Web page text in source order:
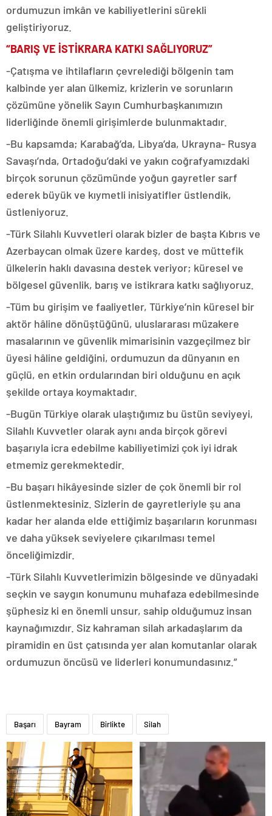
ordumuzun imkân ve kabiliyetlerini sürekli
geliştiriyoruz.
“BARIŞ VE İSTİKRARA KATKI SAĞLIYORUZ”
-Çatışma ve ihtilafların çevrelediği bölgenin tam
kalbinde yer alan ülkemiz, krizlerin ve sorunların
çözümüne yönelik Sayın Cumhurbaşkanımızın
liderliğinde önemli girişimlerde bulunmaktadır.
-Bu kapsamda; Karabağ’da, Libya’da, Ukrayna- Rusya
Savaşı’nda, Ortadoğu’daki ve yakın coğrafyamızdaki
birçok sorunun çözümünde yoğun gayretler sarf
ederek büyük ve kıymetli inisiyatifler üstlendik,
üstleniyoruz.
-Türk Silahlı Kuvvetleri olarak bizler de başta Kıbrıs ve
Azerbaycan olmak üzere kardeş, dost ve müttefik
ülkelerin haklı davasına destek veriyor; küresel ve
bölgesel güvenlik, barış ve istikrara katkı sağlıyoruz.
-Tüm bu girişim ve faaliyetler, Türkiye’nin küresel bir
aktör hâline dönüştüğünü, uluslararası müzakere
masalarının ve güvenlik mimarisinin vazgeçilmez bir
üyesi hâline geldiğini, ordumuzun da dünyanın en
güçlü, en etkin ordularından biri olduğunu en açık
şekilde ortaya koymaktadır.
-Bugün Türkiye olarak ulaştığımız bu üstün seviyeyi,
Silahlı Kuvvetler olarak aynı anda birçok görevi
başarıyla icra edebilme kabiliyetimizi çok iyi idrak
etmemiz gerekmektedir.
-Bu başarı hikâyesinde sizler de çok önemli bir rol
üstlenmektesiniz. Sizlerin de gayretleriyle şu ana
kadar her alanda elde ettiğimiz başarıların korunması
ve daha yüksek seviyelere çıkarılması temel
önceliğimizdir.
-Türk Silahlı Kuvvetlerimizin bölgesinde ve dünyadaki
seçkin ve saygın konumunu muhafaza edebilmesinde
şüphesiz ki en önemli unsur, sahip olduğumuz insan
kaynağımızdır. Siz kahraman silah arkadaşlarım da
piramidin en üst çatısında yer alan komutanlar olarak
ordumuzun öncüsü ve liderleri konumundasınız.”
Başarı Bayram Birlikte Silah